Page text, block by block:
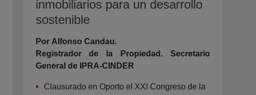
inmobiliarios para un desarrollo
sostenible
Por Alfonso Candau.
Registrador de la Propiedad. Secretario
General de IPRA-CINDER
Clausurado en Oporto el XXI Congreso de la